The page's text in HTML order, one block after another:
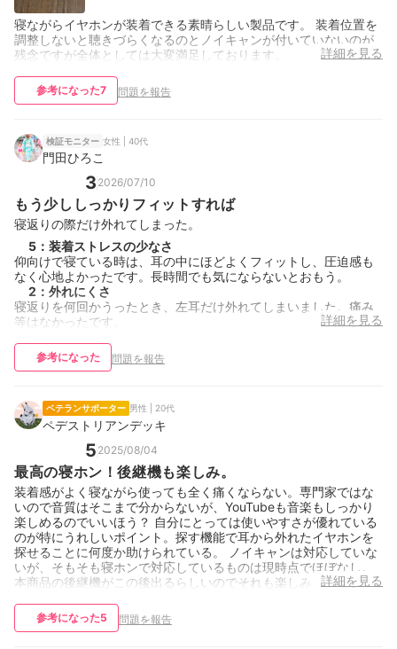
寝ながらイヤホンが装着できる素晴らしい製品です。 装着位置を
調整しないと聴きづらくなるのとノイキャンが付いていないのが
残念ですが全体としては大変満足しております。
詳細を見る
参考になった7 問題を報告
検証モニター 女性 | 40代
門田ひろこ
3 2026/07/10
もう少ししっかりフィットすれば
寝返りの際だけ外れてしまった。
5 ： 装着ストレスの少なさ
仰向けで寝ている時は、耳の中にほどよくフィットし、圧迫感も
なく心地よかったです。長時間でも気にならないとおもう。
2 ： 外れにくさ
寝返りを何回かうったとき、左耳だけ外れてしまいました。痛み
等はなかったです。
詳細を見る
参考になった 問題を報告
ベテランサポーター 男性 | 20代
ペデストリアンデッキ
5 2025/08/04
最高の寝ホン！後継機も楽しみ。
装着感がよく寝ながら使っても全く痛くならない。専門家ではな
いので音質はそこまで分からないが、YouTubeも音楽もしっかり
楽しめるのでいいほう？ 自分にとっては使いやすさが優れている
のが特にうれしいポイント。探す機能で耳から外れたイヤホンを
探せることに何度か助けられている。 ノイキャンは対応していな
いが、そもそも寝ホンで対応しているものは現時点でほぼなし。
本商品の後継機がこの後出るらしいのでそれも楽しみ。詳細を見る
参考になった5 問題を報告